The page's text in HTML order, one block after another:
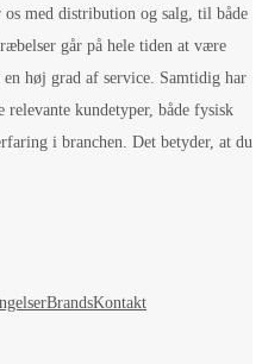
med distribution og salg, til både
går på hele tiden at være
høj grad af service. Samtidig har
kundetyper, både fysisk
i branchen. Det betyder, at du
BrandsKontakt